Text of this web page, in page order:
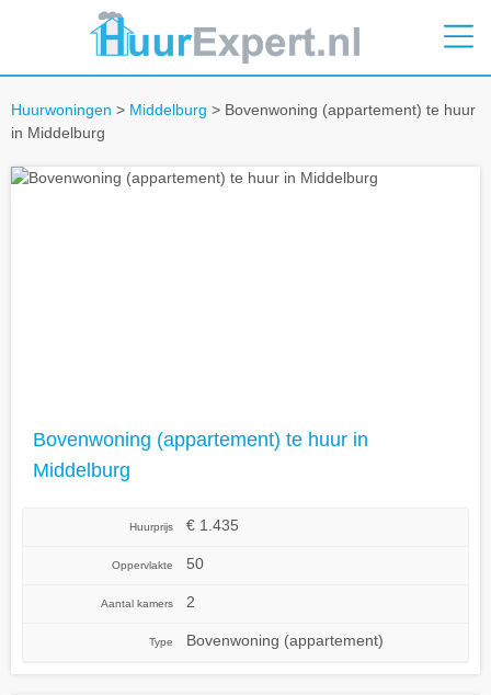
Huurwoningen > Middelburg > Bovenwoning (appartement) te huur
in Middelburg
Bovenwoning (appartement) te huur in
Middelburg
Huurprijs € 1.435
Oppervlakte 50
Aantal kamers 2
Type Bovenwoning (appartement)